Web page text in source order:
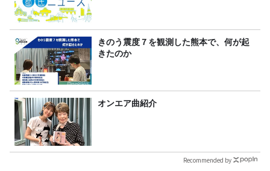
きのう震度７を観測した熊本で、何が起
きたのか
オンエア曲紹介
Recommended by